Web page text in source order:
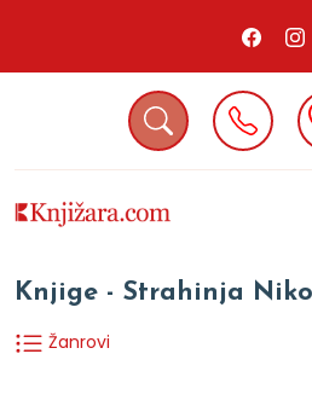
Knjige - Strahinja
Žanrovi